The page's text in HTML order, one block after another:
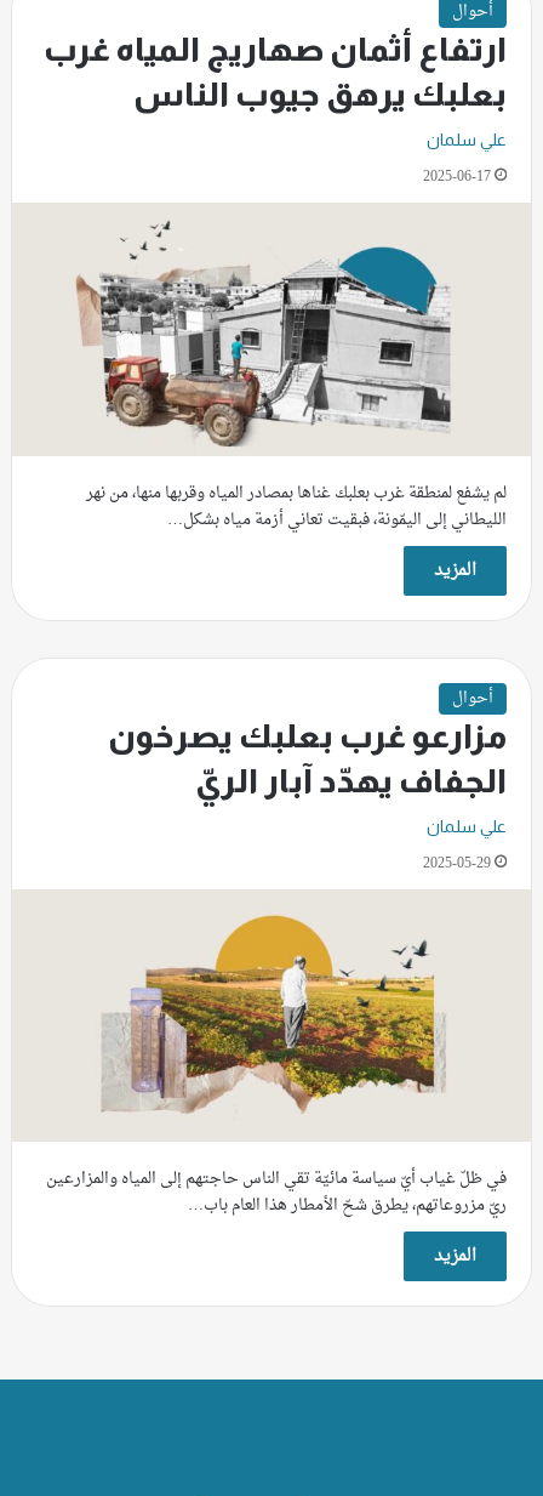
أحوال
ارتفاع أثمان صهاريج المياه غرب
بعلبك يرهق جيوب الناس
علي سلمان
2025-06-17
لم يشفع لمنطقة غرب بعلبك غناها بمصادر المياه وقربها منها، من نهر
الليطاني إلى اليمّونة، فبقيت تعاني أزمة مياه بشكل…
المزيد
أحوال
مزارعو غرب بعلبك يصرخون
الجفاف يهدّد آبار الريّ
علي سلمان
2025-05-29
في ظلّ غياب أيّ سياسة مائيّة تقي الناس حاجتهم إلى المياه والمزارعين
ريّ مزروعاتهم، يطرق شحّ الأمطار هذا العام باب…
المزيد